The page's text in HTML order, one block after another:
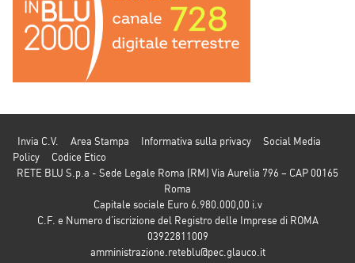
Invia C.V. Area Stampa Informativa sulla privacy
Social Media
Policy
Codice Etico
RETE BLU S.p.a - Sede Legale Roma (RM) Via Aurelia 796 – CAP 00165
Roma
Capitale sociale Euro 6.980.000,00 i.v
C.F. e Numero d’iscrizione del Registro delle Imprese di ROMA
03922811009
amministrazione.reteblu@pec.glauco.it